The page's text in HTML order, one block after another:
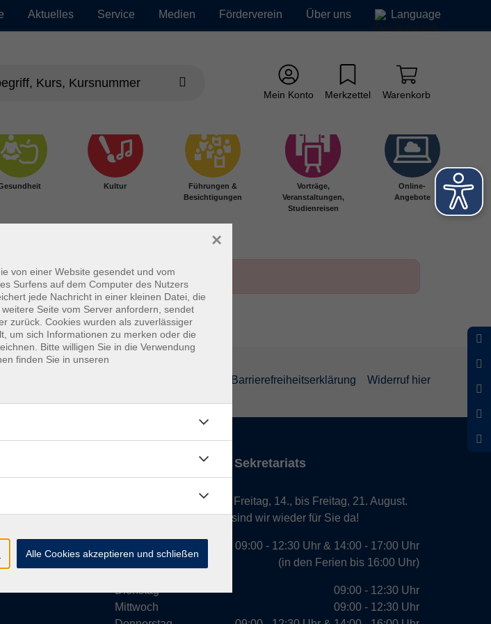
Aktuelles Service Medien Förderverein Über uns Language
Mein Konto Merkzettel Warenkorb
Kultur
Führungen &
Besichtigungen
Vorträge,
Veranstaltungen,
Studienreisen
Online-
Angebote
Barrierefreiheitserklärung Widerruf hier
Öffnungszeiten des Sekretariats
Wir machen Urlaub von Freitag, 14., bis Freitag, 21. August.
Ab Montag, 24. August, sind wir wieder für Sie da!
Dienstag
Mittwoch
09:00 - 12:30 Uhr & 14:00 - 17:00 Uhr
(in den Ferien bis 16:00 Uhr)
09:00 - 12:30 Uhr
09:00 - 12:30 Uhr
von einer Website gesendet und vom
Surfens auf dem Computer des Nutzers
jede Nachricht in einer kleinen Datei, die
Seite vom Server anfordern, sendet
zurück. Cookies wurden als zuverlässiger
um sich Informationen zu merken oder die
Bitte willigen Sie in die Verwendung
finden Sie in unseren
×
Alle Cookies akzeptieren und schließen